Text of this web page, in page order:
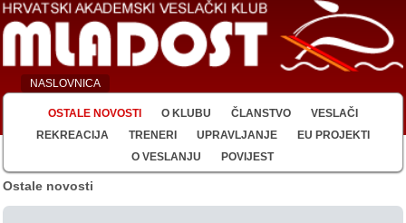
NASLOVNICA
OSTALE NOVOSTI O KLUBU ČLANSTVO
VESLAČI
REKREACIJA
TRENERI UPRAVLJANJE
EU PROJEKTI
O VESLANJU
POVIJEST
Ostale novosti